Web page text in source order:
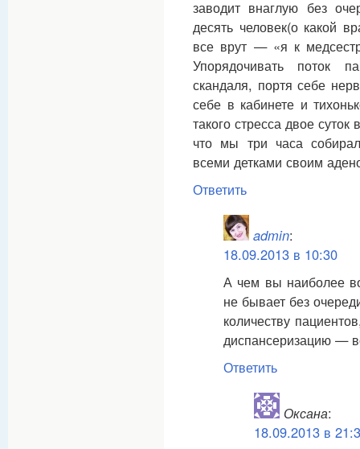
заводит внаглую без
десять человек(о какой
все врут — «я к
Упорядочивать поток
скандаля, портя себе
себе в кабинете и
такого стресса двое
что мы три часа
всеми детками своим
Ответить
admin:
18.09.2013 в 10:30
А чем вы наиболее
не бывает без
количеству
диспансеризацию —
Ответить
Оксана:
18.09.2013 в